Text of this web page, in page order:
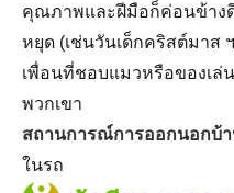
คุณภาพและฝีมือก็ค่อนข้าง
หยุด (เช่นวันเด็กคริสต์มาส
เพื่อนที่ชอบแมวหรือของเล่
พวกเขา
สถานการณ์การออกนอกบ้
ในรถ